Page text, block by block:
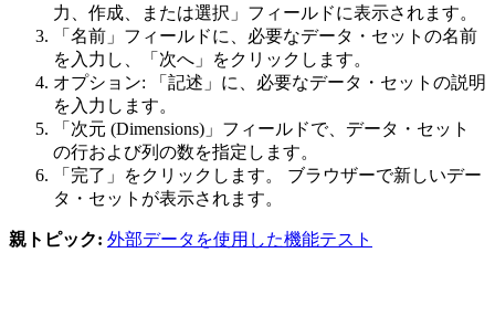
力、作成、または選択」 フィールドに表示されます。
「名前」 フィールドに、必要なデータ・セットの名前
を入力し、
「次へ」
をクリックします。
オプション:
「記述」 に、必要なデータ・セットの説明
を入力します。
「次元 (Dimensions)」 フィールドで、データ・セット
の行および列の数を指定します。
「完了」
をクリックします。 ブラウザーで新しいデー
タ・セットが表示されます。
親トピック: 外部データを使用した機能テスト